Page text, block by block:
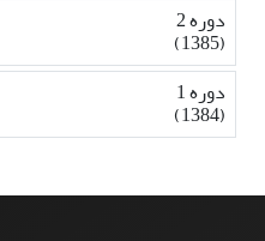
دوره 2
(1385)
دوره 1
(1384)